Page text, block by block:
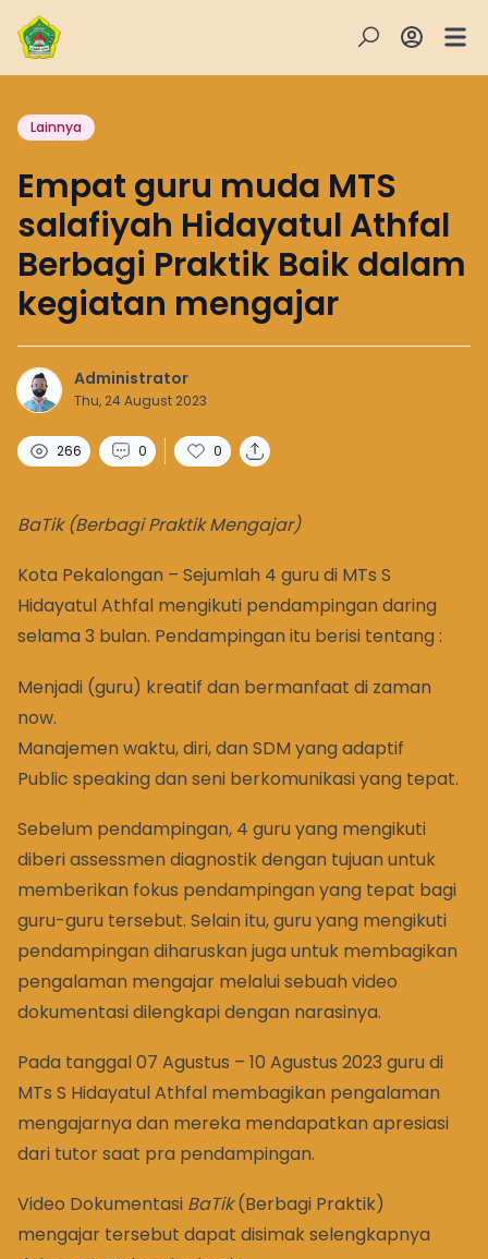
Lainnya
Empat guru muda MTS
salafiyah Hidayatul Athfal
Berbagi Praktik Baik dalam
kegiatan mengajar
Administrator
Thu, 24 August 2023
266 0 0
BaTik (Berbagi Praktik Mengajar)
Kota Pekalongan – Sejumlah 4 guru di MTs S
Hidayatul Athfal mengikuti pendampingan daring
selama 3 bulan. Pendampingan itu berisi tentang :
Menjadi (guru) kreatif dan bermanfaat di zaman
now.
Manajemen waktu, diri, dan SDM yang adaptif
Public speaking dan seni berkomunikasi yang tepat.
Sebelum pendampingan, 4 guru yang mengikuti
diberi assessmen diagnostik dengan tujuan untuk
memberikan fokus pendampingan yang tepat bagi
guru-guru tersebut. Selain itu, guru yang mengikuti
pendampingan diharuskan juga untuk membagikan
pengalaman mengajar melalui sebuah video
dokumentasi dilengkapi dengan narasinya.
Pada tanggal 07 Agustus – 10 Agustus 2023 guru di
MTs S Hidayatul Athfal membagikan pengalaman
mengajarnya dan mereka mendapatkan apresiasi
dari tutor saat pra pendampingan.
Video Dokumentasi BaTik(Berbagi Praktik)
mengajar tersebut dapat disimak selengkapnya